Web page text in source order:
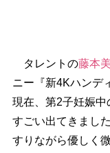
タレントの藤本
ニー『新4Kハンデ
現在、第2子妊娠中
すごい出てきまし
すりながら優しく微